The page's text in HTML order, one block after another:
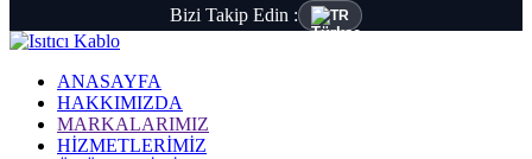
Bizi Takip Edin : TR
ANASAYFA
HAKKIMIZDA
MARKALARIMIZ
HİZMETLERİMİZ